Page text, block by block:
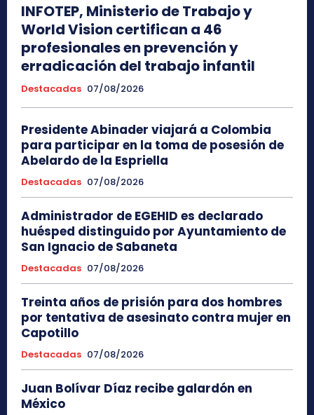
INFOTEP, Ministerio de Trabajo y
World Vision certifican a 46
profesionales en prevención y
erradicación del trabajo infantil
Destacadas 07/08/2026
Presidente Abinader viajará a Colombia
para participar en la toma de posesión de
Abelardo de la Espriella
Destacadas 07/08/2026
Administrador de EGEHID es declarado
huésped distinguido por Ayuntamiento de
San Ignacio de Sabaneta
Destacadas 07/08/2026
Treinta años de prisión para dos hombres
por tentativa de asesinato contra mujer en
Capotillo
Destacadas 07/08/2026
Juan Bolívar Díaz recibe galardón en
México